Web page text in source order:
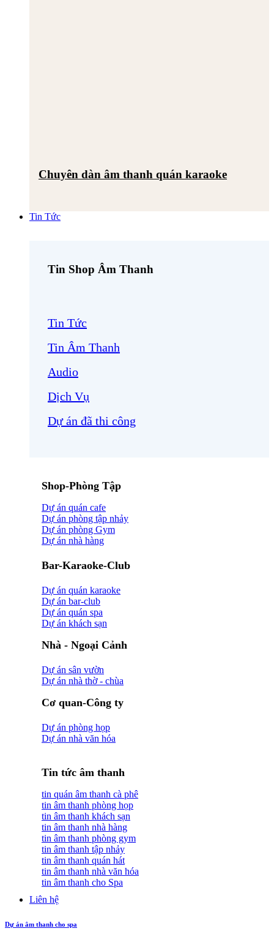
Chuyên dàn âm thanh quán karaoke
Tin Tức
Tin Shop Âm Thanh
Tin Tức
Tin Âm Thanh
Audio
Dịch Vụ
Dự án đã thi công
Shop-Phòng Tập
Dự án quán cafe
Dự án phòng tập nhảy
Dự án phòng Gym
Dự án nhà hàng
Bar-Karaoke-Club
Dự án quán karaoke
Dự án bar-club
Dự án quán spa
Dự án khách sạn
Nhà - Ngoại Cảnh
Dự án sân vườn
Dự án nhà thờ - chùa
Cơ quan-Công ty
Dự án phòng họp
Dự án nhà văn hóa
Tin tức âm thanh
tin quán âm thanh cà phê
tin âm thanh phòng họp
tin âm thanh khách sạn
tin âm thanh nhà hàng
tin âm thanh phòng gym
tin âm thanh tập nhảy
tin âm thanh quán hát
tin âm thanh nhà văn hóa
tin âm thanh cho Spa
Liên hệ
Dự án âm thanh cho spa